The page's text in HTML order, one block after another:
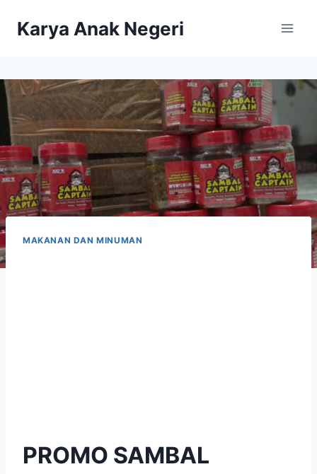
Karya Anak Negeri
MAKANAN DAN MINUMAN
PROMO SAMBAL